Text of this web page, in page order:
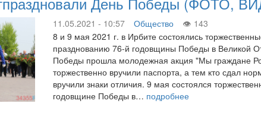
11.05.2021 - 10:57 Общество
143
8 и 9 мая 2021 г. в Ирбите состоялись
празднованию 76-й годовщины Победы в Великой
Победы прошла молодежная акция "Мы граждане
торжественно вручили паспорта, а тем кто сдал
вручили знаки отличия. 9 мая состоялся
годовщине Победы в… подробнее